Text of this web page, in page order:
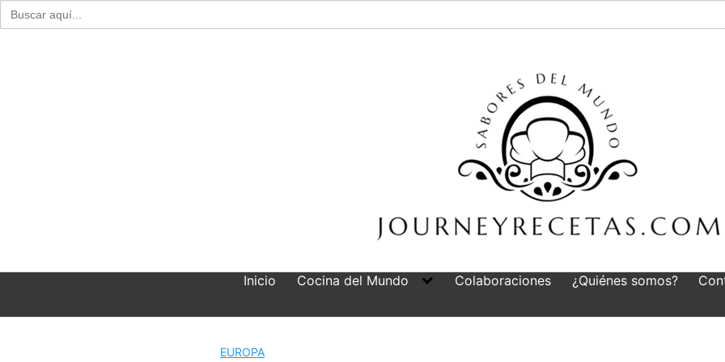
Buscar:
Inicio Cocina del Mundo Colaboraciones ¿Quiénes somos?
EUROPA